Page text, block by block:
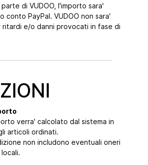
di VUDOO, l'importo sara'
conto PayPal. VUDOO non sara'
ritardi e/o danni provocati in fase di
verra' calcolato dal sistema in
articoli ordinati.
non includono eventuali oneri